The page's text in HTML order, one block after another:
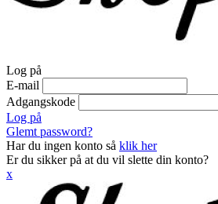
Log på
E-mail
Adgangskode
Log på
Glemt password?
Har du ingen konto så klik her
Er du sikker på at du vil slette din konto?
x